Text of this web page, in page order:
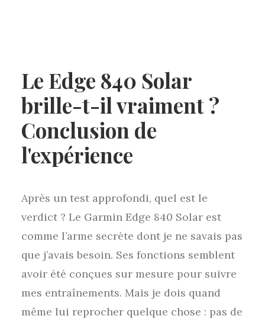
Le Edge 840 Solar
brille-t-il vraiment ?
Conclusion de
l'expérience
Après un test approfondi, quel est le
verdict ? Le Garmin Edge 840 Solar est
comme l’arme secrète dont je ne savais pas
que j’avais besoin. Ses fonctions semblent
avoir été conçues sur mesure pour suivre
mes entraînements. Mais je dois quand
même lui reprocher quelque chose : pas de